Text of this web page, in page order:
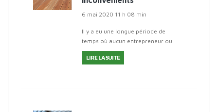
6 mai 2020 11 h 08 min
Il y a eu une longue période de
temps où aucun entrepreneur ou
détaillant ne recommanderait une
terrasse en composite sur du
LIRE LA SUITE